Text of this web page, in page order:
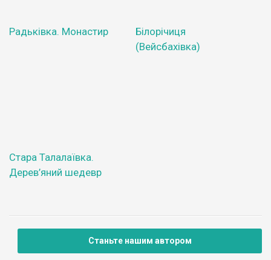
Радьківка. Монастир
Білорічиця
(Вейсбахівка)
Стара Талалаївка.
Дерев’яний шедевр
Станьте нашим автором